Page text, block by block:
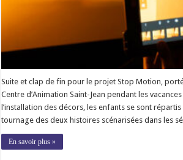
Suite et clap de fin pour le projet Stop Motion,
Centre d’Animation Saint-Jean pendant les
l’installation des décors, les enfants se sont
tournage des deux histoires scénarisées dans les
En savoir plus »